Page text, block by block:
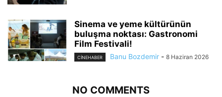
Sinema ve yeme kültürünün
buluşma noktası: Gastronomi
Film Festivali!
CINEHABER Banu Bozdemir - 8 Haziran 2026
NO COMMENTS